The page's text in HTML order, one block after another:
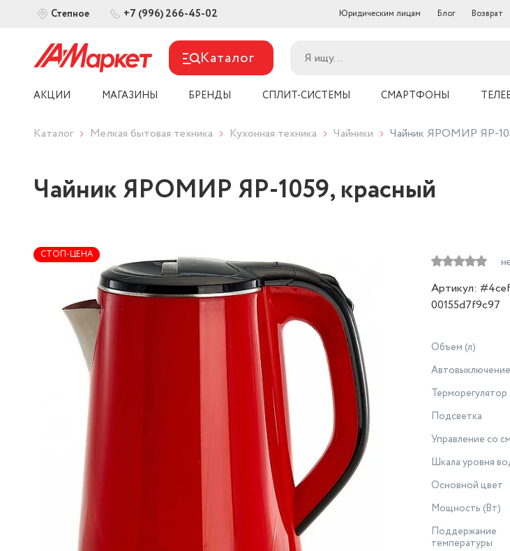
Степное +7 (996) 266-45-02 Юридическим лицам Блог Возврат
Каталог
АКЦИИ МАГАЗИНЫ БРЕНДЫ СПЛИТ-СИСТЕМЫ СМАРТФОНЫ
Каталог Мелкая бытовая техника Кухонная техника Чайники Чайник ЯРОМИР ЯР-
Чайник ЯРОМИР ЯР-1059, красный
СТОП-ЦЕНА
Артикул:
00155d7f9c97
Объем (л)
Автовыключение
Терморегулятор
Подсветка
Управление со
Шкала уровня
Основной цвет
Мощность (Вт)
Поддержание
температуры